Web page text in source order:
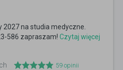
na studia medyczne.
586 zapraszam! Czytaj więcej
59 opinii